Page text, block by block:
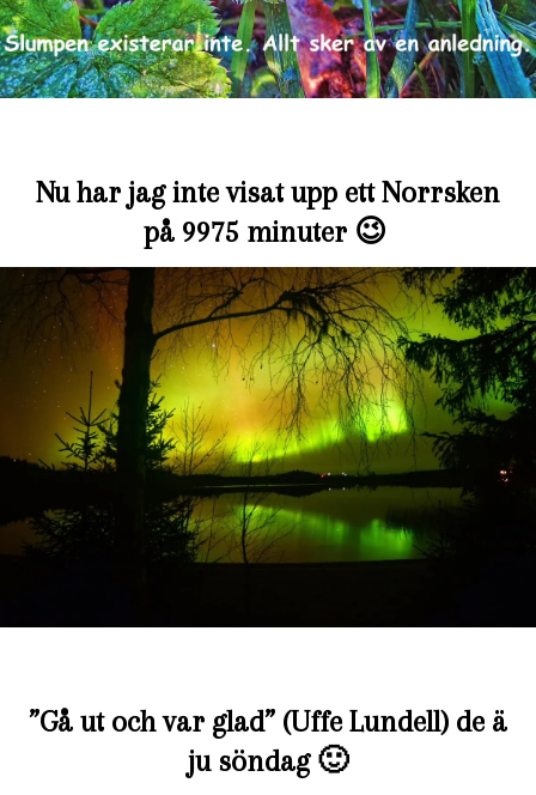
Nu har jag inte visat upp ett Norrsken
på 9975 minuter 😉
”Gå ut och var glad” (Uffe Lundell) de ä
ju söndag 🙂